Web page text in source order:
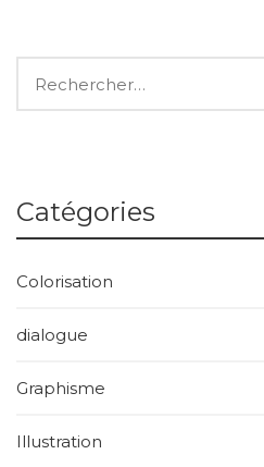
Catégories
Colorisation
dialogue
Graphisme
Illustration